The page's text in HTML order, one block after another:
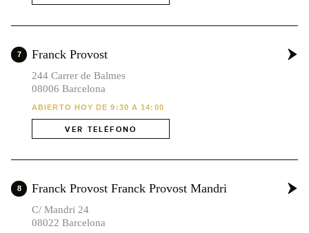
x6
7 Franck Provost
244 Carrer de Balmes
08006 Barcelona
ABIERTO HOY DE 9:30 A 14:00
VER TELÉFONO
8 Franck Provost Franck Provost Mandri
C/ Mandri 24
08022 Barcelona